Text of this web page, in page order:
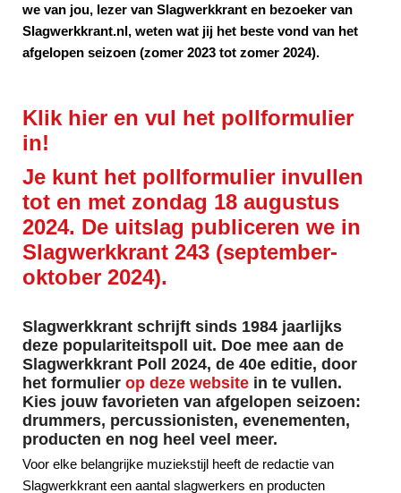
we van jou, lezer van Slagwerkkrant en bezoeker van
Slagwerkkrant.nl, weten wat jij het beste vond van het
afgelopen seizoen (zomer 2023 tot zomer 2024).
Klik hier en vul het pollformulier
in!
Je kunt het pollformulier invullen
tot en met zondag 18 augustus
2024. De uitslag publiceren we in
Slagwerkkrant 243 (september-
oktober 2024).
Slagwerkkrant schrijft sinds 1984 jaarlijks
deze populariteitspoll uit. Doe mee aan de
Slagwerkkrant Poll 2024, de 40e editie, door
het formulier op deze website in te vullen.
Kies jouw favorieten van afgelopen seizoen:
drummers, percussionisten, evenementen,
producten en nog heel veel meer.
Voor elke belangrijke muziekstijl heeft de redactie van
Slagwerkkrant een aantal slagwerkers en producten